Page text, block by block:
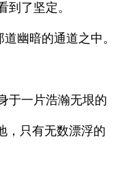
了坚定。
幽暗的通道之中。
于一片浩瀚无垠的
，只有无数漂浮的